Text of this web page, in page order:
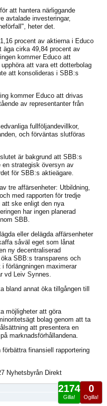
att hantera närliggande
avtalade investeringar,
heter det.
procent av aktierna i Educo
cirka 49,84 procent av
kommer Educo att
att vara ett dotterbolag
att konsolideras i SBB:s
kommer Educo att drivas
av representanter från
fullföljandevillkor,
och förväntas slutföras
är bakgrund att SBB:s
en strategisk översyn av
för SBB:s aktieägare.
tre affärsenheter: Utbildning,
med rapporten för tredje
att ske enligt den nya
har ingen planerad
SBB.
eller delägda affärsenheter
såväl eget som lånat
ny decentraliserad
SBB:s transparens och
förlängningen maximerar
vd Leiv Synnes.
bland annat öka tillgången till
möjligheter att göra
bolag genom att ta
att presentera en
marknadsförhållandena.
finansiell rapportering
Nyhetsbyrån Direkt
0
Ogilla!
2174
Gilla!